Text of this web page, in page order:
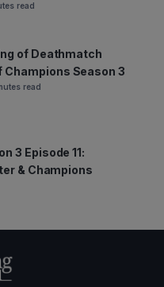
read
of Deathmatch
Champions Season 3
read
3 Episode 11:
& Champions